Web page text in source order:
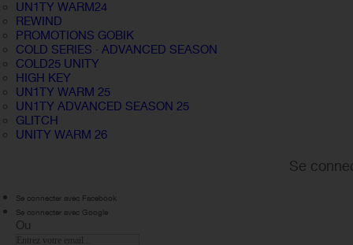
UN1TY WARM24
REWIND
PROMOTIONS GOBIK
COLD SERIES · ADVANCED SEASON
COLD25 UNITY
HIGH KEY
UN1TY WARM 25
UN1TY ADVANCED SEASON 25
GLITCH
UNITY WARM 26
Se
Se connecter avec Facebook
Se connecter avec Google
Ou